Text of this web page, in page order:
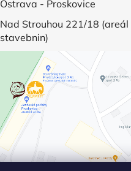
v
ý
p
s
u
Ostrava - Proskovice
Nad Strouhou 221/18 (areál
stavebnin)